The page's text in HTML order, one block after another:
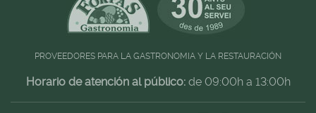
PROVEEDORES PARA LA GASTRONOMIA Y LA RESTAURACIÓN
Horario de atención al público:de 09:00h a 13:00h